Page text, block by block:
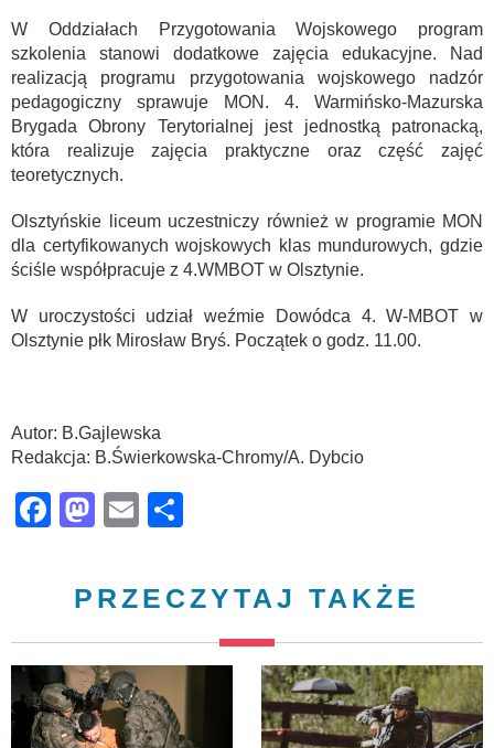
W Oddziałach Przygotowania Wojskowego program
szkolenia stanowi dodatkowe zajęcia edukacyjne. Nad
realizacją programu przygotowania wojskowego nadzór
pedagogiczny sprawuje MON. 4. Warmińsko-Mazurska
Brygada Obrony Terytorialnej jest jednostką patronacką,
która realizuje zajęcia praktyczne oraz część zajęć
teoretycznych.
Olsztyńskie liceum uczestniczy również w programie MON
dla certyfikowanych wojskowych klas mundurowych, gdzie
ściśle współpracuje z 4.WMBOT w Olsztynie.
W uroczystości udział weźmie Dowódca 4. W-MBOT w
Olsztynie płk Mirosław Bryś. Początek o godz. 11.00.
Autor: B.Gajlewska
Redakcja: B.Świerkowska-Chromy/A. Dybcio
Facebook
Mastodon
Email
PRZECZYTAJ TAKŻE